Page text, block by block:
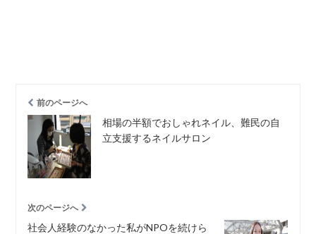
前のページへ
相場の半額でおしゃれネイル、難民の自
立支援するネイルサロン
次のページへ
社会人経験のなかった私がNPOを続けら